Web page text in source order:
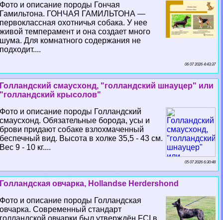
Фото и описание породы Гончая
Гамильтона. ГОНЧАЯ ГАМИЛЬТОНА —
первоклассная охотничья собака. У нее
живой темперамент и она создает много
шума. Для комнатного содержания не
подходит....
06 07 2026 4:43:37
Голландский смаусхонд, "голландский шнауцер" или
"голландский крысолов"
Фото и описание породы Голландский
смаусхонд. Обязательные борода, усы и
брови придают собаке взлохмаченный
беспечный вид. Высота в холке 35,5 - 43 см.
Вес 9 - 10 кг....
05 07 2026 6:30:48
Голландская овчарка, Hollandse Herdershond
Фото и описание породы Голландская
овчарка. Современный стандарт